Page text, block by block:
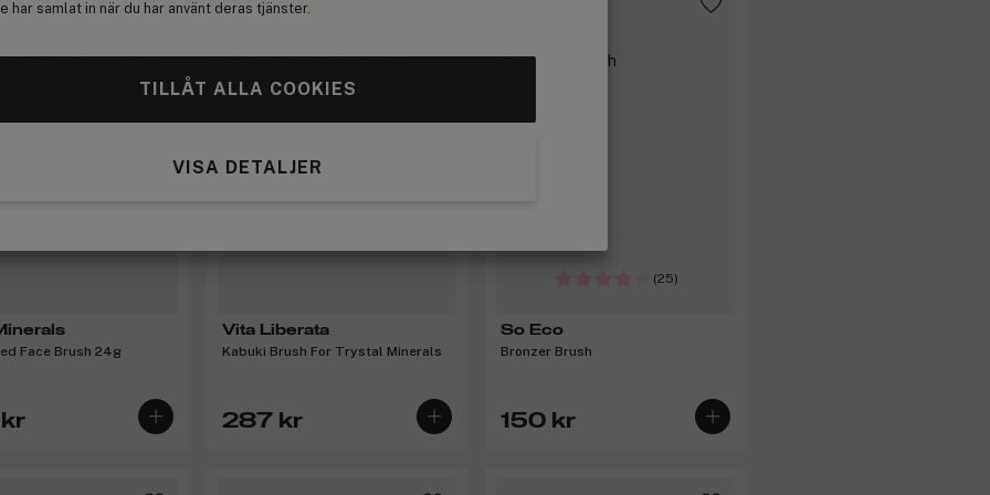
har samlat in när du har använt deras tjänster.
TILLÅT ALLA COOKIES
VISA DETALJER
bonus
Face Brush 24g
Få 10% bonus
Vita Liberata
Kabuki Brush For Trystal Minerals
287 kr
(25)
So Eco
Bronzer Brush
150 kr